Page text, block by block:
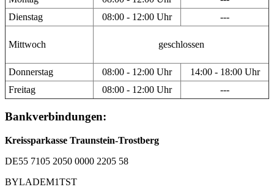
Dienstag
08:00 - 12:00 Uhr ---
Mittwoch geschlossen
Donnerstag 08:00 - 12:00 Uhr
14:00 - 18:00 Uhr
Freitag
08:00 - 12:00 Uhr ---
Bankverbindungen:
Kreissparkasse Traunstein-Trostberg
DE55 7105 2050 0000 2205 58
BYLADEM1TST